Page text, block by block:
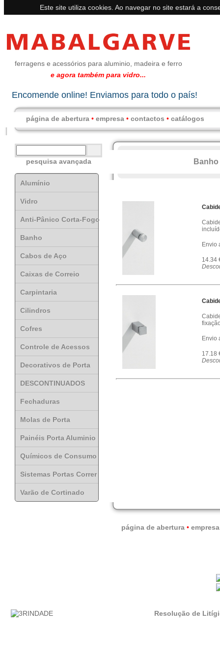
Este site utiliza cookies. Ao navegar no site estará a
ferragens e acessórios para aluminio, madeira e ferro
e agora também para vidro...
Encomende online! Enviamos para todo o país!
página de abertura • empresa • contactos • catálogos
pesquisa avançada
Alumínio
Vidro
Anti-Pânico Corta-Fogo
Banho
Cabos de Aço
Caixas de Correio
Carpintaria
Cilindros
Cofres
Controle de Acessos
Decorativos de Porta
DESCONTINUADOS
Fechaduras
Molas de Porta
Painéis Porta Aluminio
Químicos de Consumo
Sistemas Portas Correr
Varão de Cortinado
Banho
Envio
14.34
Envio
17.18
página de abertura • empresa
Resolução de